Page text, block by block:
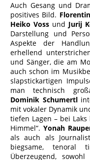
Auch Gesang und
positives Bild.
Heiko Voss und Jurij
Darstellung und
Aspekte der
erhellend
und Sänger, die am
auch schon im
slapstickartigen
man technisch
Dominik Schumertl
mit vokaler Dynamik
tiefen Lagen – bei
Himmel“.Yonah
als auch als
biegsame, tenoral
Überzeugend,